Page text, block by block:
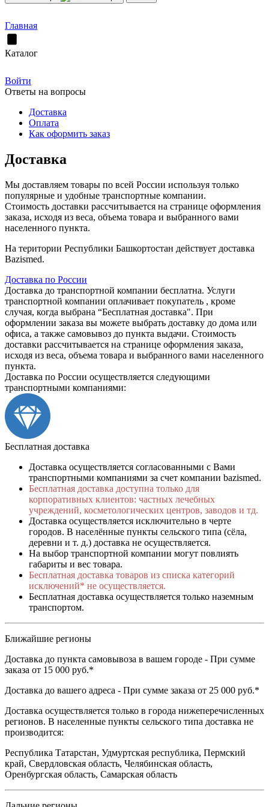
Главная
Каталог
Войти
Ответы на вопросы
Доставка
Оплата
Как оформить заказ
Доставка
Мы доставляем товары по всей России используя только
популярные и удобные транспортные компании.
Стоимость доставки рассчитывается на странице оформления
заказа, исходя из веса, объема товара и выбранного вами
населенного пункта.
На територии Республики Башкортостан действует доставка
Bazismed.
Доставка по России
Доставка до транспортной компании бесплатна. Услуги
транспортной компании оплачивает покупатель , кроме
случая, когда выбрана “Бесплатная доставка". При
оформлении заказа вы можете выбрать доставку до дома или
офиса, а также самовывоз до пункта выдачи. Стоимость
доставки рассчитывается на странице оформления заказа,
исходя из веса, объема товара и выбранного вами населенного
пункта.
Доставка по России осуществляется следующими
транспортными компаниями:
Бесплатная доставка
Доставка осуществляется согласованными с Вами
транспортными компаниями за счет компании bazismed.
Бесплатная доставка доступна только для
корпоративных клиентов: частных лечебных
учреждений, косметологических центров, заводов и тд.
Доставка осуществляется исключительно в черте
городов. В населённые пункты сельского типа (сёла,
деревни и т. д.) доставка не осуществляется.
На выбор транспортной компании могут повлиять
габариты и вес товара.
Бесплатная доставка товаров из списка категорий
исключений* не осуществляется.
Бесплатная доставка осуществляется только наземным
транспортом.
Ближайшие регионы
Доставка до пункта самовывоза в вашем городе - При сумме
заказа от 15 000 руб.*
Доставка до вашего адреса - При сумме заказа от 25 000 руб.*
Доставка осуществляется только в города нижеперечисленных
регионов. В населенные пункты сельского типа доставка не
производится:
Республика Татарстан, Удмуртская республика, Пермский
край, Свердловская область, Челябинская область,
Оренбургская область, Самарская область